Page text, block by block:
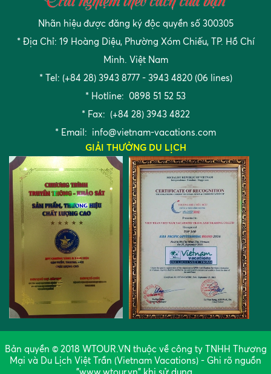
Nhãn hiệu được đăng ký độc quyền số 300305
* Địa Chỉ: 19 Hoàng Diệu, Phường Xóm Chiếu, TP. Hồ Chí
Minh. Việt Nam
* Tel: (+84 28) 3943 8777 - 3943 4820 (06 lines)
* Hotline: 0898 51 52 53
* Fax: (+84 28) 3943 4822
* Email: info@vietnam-vacations.com
GIẢI THƯỞNG DU LỊCH
Bản quyền © 2018 WTOUR.VN thuộc về công ty TNHH Thương
Mại và Du Lịch Việt Trần (Vietnam Vacations) - Ghi rõ nguồn